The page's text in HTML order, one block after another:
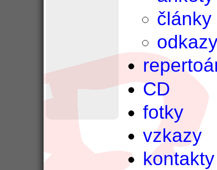
články
CD
fotky
vzkazy
kontakty